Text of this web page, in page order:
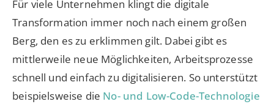
Für viele Unternehmen klingt die digitale
Transformation immer noch nach einem großen
Berg, den es zu erklimmen gilt. Dabei gibt es
mittlerweile neue Möglichkeiten, Arbeitsprozesse
schnell und einfach zu digitalisieren. So unterstützt
beispielsweise die No- und Low-Code-Technologie